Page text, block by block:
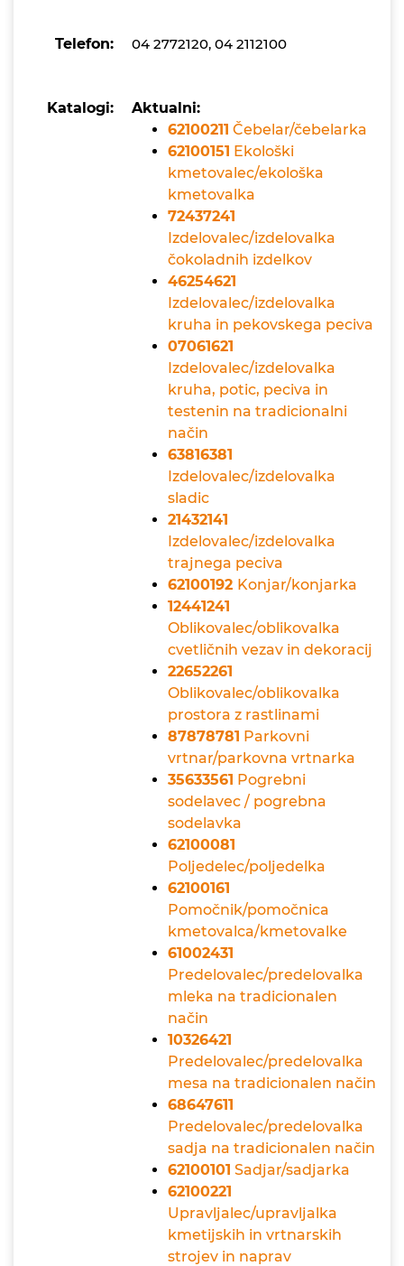
Telefon: 04 2772120, 04 2112100
Katalogi:
Aktualni:
62100211 Čebelar/čebelarka
62100151 Ekološki
kmetovalec/ekološka
kmetovalka
72437241
Izdelovalec/izdelovalka
čokoladnih izdelkov
46254621
Izdelovalec/izdelovalka
kruha in pekovskega peciva
07061621
Izdelovalec/izdelovalka
kruha, potic, peciva in
testenin na tradicionalni
način
63816381
Izdelovalec/izdelovalka
sladic
21432141
Izdelovalec/izdelovalka
trajnega peciva
62100192 Konjar/konjarka
12441241
Oblikovalec/oblikovalka
cvetličnih vezav in dekoracij
22652261
Oblikovalec/oblikovalka
prostora z rastlinami
87878781 Parkovni
vrtnar/parkovna vrtnarka
35633561 Pogrebni
sodelavec / pogrebna
sodelavka
62100081
Poljedelec/poljedelka
62100161
Pomočnik/pomočnica
kmetovalca/kmetovalke
61002431
Predelovalec/predelovalka
mleka na tradicionalen
način
10326421
Predelovalec/predelovalka
mesa na tradicionalen način
68647611
Predelovalec/predelovalka
sadja na tradicionalen način
62100101 Sadjar/sadjarka
62100221
Upravljalec/upravljalka
kmetijskih in vrtnarskih
strojev in naprav